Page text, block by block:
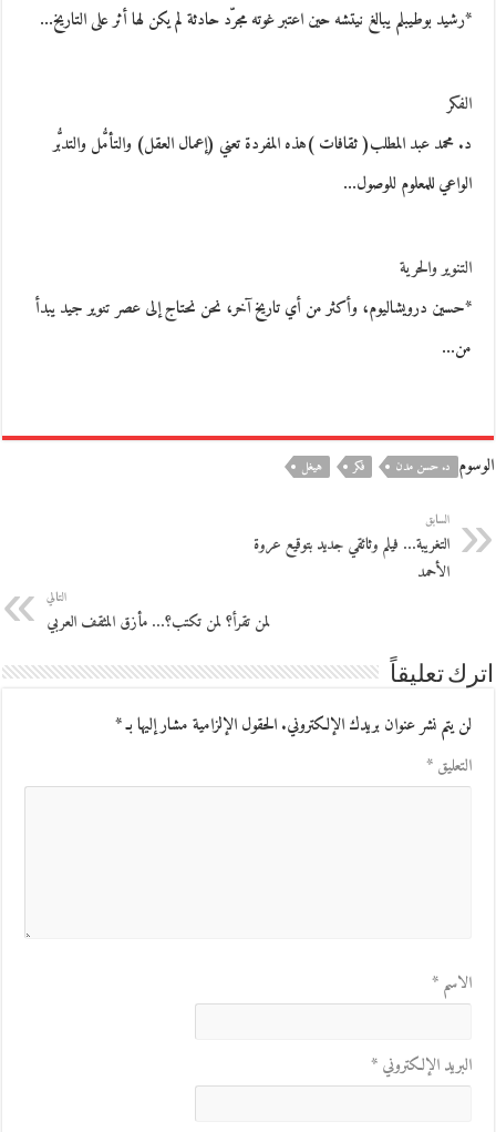
*رشيد بوطيبلم يبالغ نيتشه حين اعتبر غوته مجرّد حادثة لم يكن لها أثر على التاريخ…
الفكر
د. محمد عبد المطلب( ثقافات )هذه المفردة تعني (إعمال العقل) والتأمُّل والتدبُّر
الواعي للمعلوم للوصول…
التنوير والحرية
*حسين درويشاليوم، وأكثر من أي تاريخ آخر، نحن نحتاج إلى عصر تنوير جيد يبدأ
من…
الوسوم د. حسن مدن فكر هيغل
السابق
التغريبة… فيلم وثائقي جديد بتوقيع عروة
الأحمد
التالي
لمن تقرأ؟ لمن تكتب؟… مأزق المثقف العربي
اترك تعليقاً
لن يتم نشر عنوان بريدك الإلكتروني.الحقول الإلزامية مشار إليها بـ*
التعليق*
الاسم*
البريد الإلكتروني*